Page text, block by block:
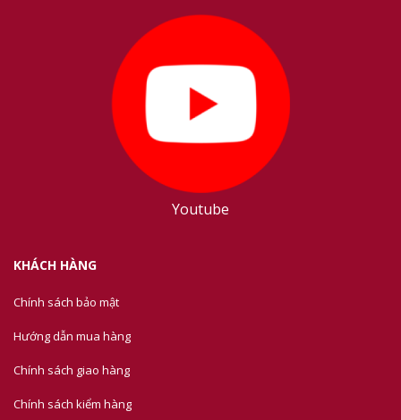
Youtube
KHÁCH HÀNG
Chính sách bảo mật
Hướng dẫn mua hàng
Chính sách giao hàng
Chính sách kiểm hàng